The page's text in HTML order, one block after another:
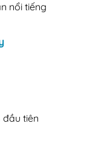
nổi tiếng
đầu tiên